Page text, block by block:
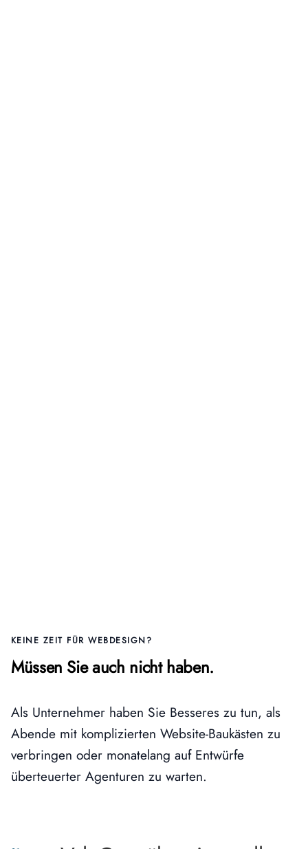
KEINE ZEIT FÜR WEBDESIGN?
Müssen Sie auch nicht haben.
Als Unternehmer haben Sie Besseres zu tun, als
Abende mit komplizierten Website-Baukästen zu
verbringen oder monatelang auf Entwürfe
überteuerter Agenturen zu warten.